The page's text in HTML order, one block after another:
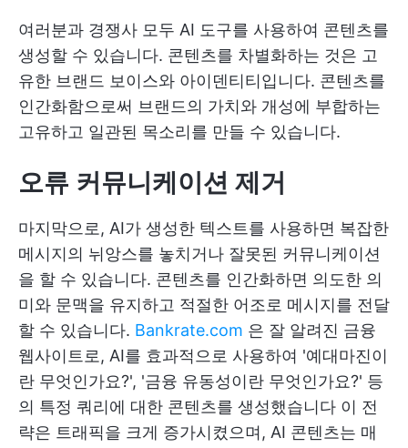
여러분과 경쟁사 모두 AI 도구를 사용하여 콘텐츠를
생성할 수 있습니다. 콘텐츠를 차별화하는 것은 고
유한 브랜드 보이스와 아이덴티티입니다. 콘텐츠를
인간화함으로써 브랜드의 가치와 개성에 부합하는
고유하고 일관된 목소리를 만들 수 있습니다.
오류 커뮤니케이션 제거
마지막으로, AI가 생성한 텍스트를 사용하면 복잡한
메시지의 뉘앙스를 놓치거나 잘못된 커뮤니케이션
을 할 수 있습니다. 콘텐츠를 인간화하면 의도한 의
미와 문맥을 유지하고 적절한 어조로 메시지를 전달
할 수 있습니다. Bankrate.com 은 잘 알려진 금융
웹사이트로, AI를 효과적으로 사용하여 '예대마진이
란 무엇인가요?', '금융 유동성이란 무엇인가요?' 등
의 특정 쿼리에 대한 콘텐츠를 생성했습니다 이 전
략은 트래픽을 크게 증가시켰으며, AI 콘텐츠는 매